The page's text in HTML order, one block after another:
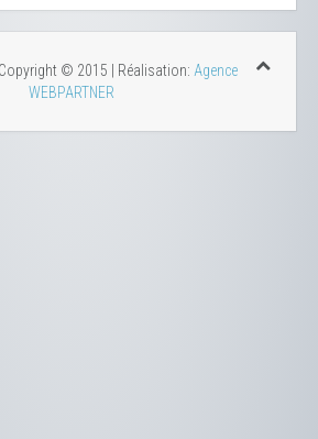
© 2015 | Réalisation: Agence
WEBPARTNER